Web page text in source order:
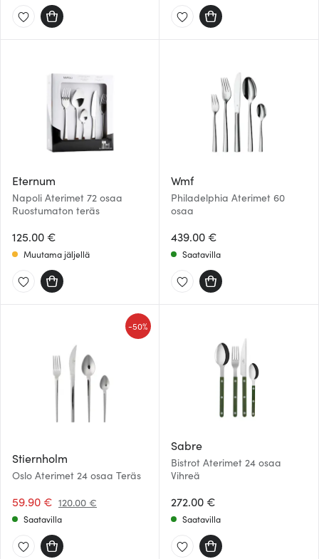
Eternum
Napoli Aterimet 72 osaa
Ruostumaton teräs
125.00 €
Muutama jäljellä
Wmf
Philadelphia Aterimet 60
osaa
439.00 €
Saatavilla
Stiernholm
Oslo Aterimet 24 osaa Teräs
59.90 € 120.00 €
-50%
Saatavilla
Sabre
Bistrot Aterimet 24 osaa
Vihreä
272.00 €
Saatavilla